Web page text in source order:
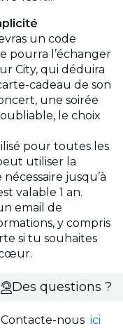
un code
pourra l’échanger
City, qui déduira
cadeau de son
une soirée
le choix
pour toutes les
utiliser la
jusqu’à
valable 1 an.
email de
y compris
si tu souhaites
Des questions ?
Contacte-nousici